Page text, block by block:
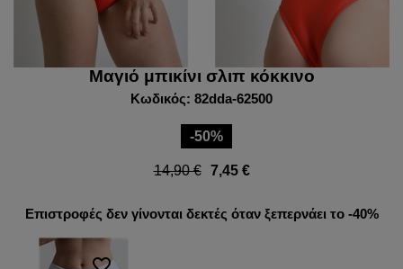
Μαγιό μπικίνι σλιπ κόκκινο
Κωδικός: 82dda-62500
-50%
14,90 € 7,45 €
Επιστροφές δεν γίνονται δεκτές όταν ξεπερνάει το -40%